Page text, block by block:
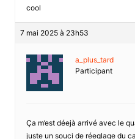
cool
7 mai 2025 à 23h53
a_plus_tard
Participant
Ça m’est déejà arrivé avec le
juste un souci de réeglage du